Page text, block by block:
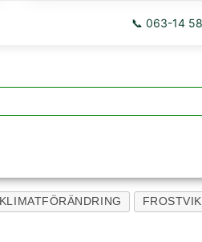
📞 063-14
KLIMATFÖRÄNDRING